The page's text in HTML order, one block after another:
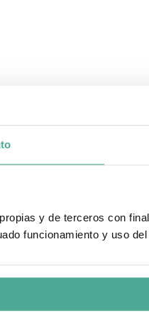
y de terceros con
funcionamiento y uso